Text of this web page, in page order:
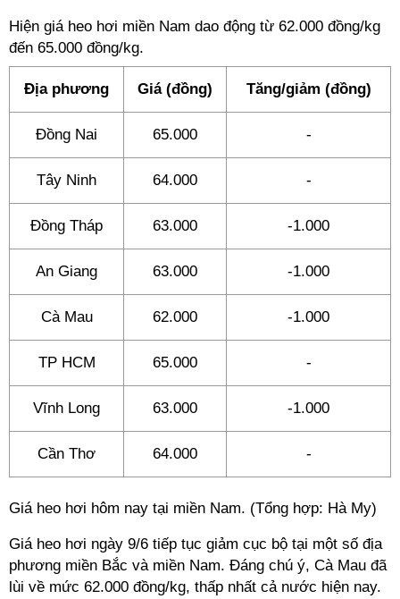
Hiện giá heo hơi miền Nam dao động từ 62.000 đồng/kg
đến 65.000 đồng/kg.
Địa phương Giá (đồng) Tăng/giảm (đồng)
Đồng Nai 65.000 -
Tây Ninh 64.000 -
Đồng Tháp 63.000 -1.000
An Giang 63.000 -1.000
Cà Mau 62.000 -1.000
TP HCM 65.000 -
Vĩnh Long 63.000 -1.000
Cần Thơ 64.000 -
Giá heo hơi hôm nay tại miền Nam. (Tổng hợp: Hà My)
Giá heo hơi ngày 9/6 tiếp tục giảm cục bộ tại một số địa
phương miền Bắc và miền Nam. Đáng chú ý, Cà Mau đã
lùi về mức 62.000 đồng/kg, thấp nhất cả nước hiện nay.